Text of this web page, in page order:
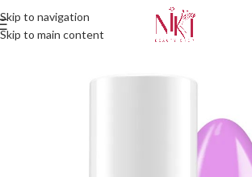
Skip to navigation
Skip to main content